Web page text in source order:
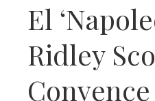
El
Ridley